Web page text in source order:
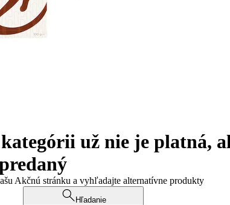
už nie je platná,
Akčnú stránku a vyhľadajte alternatívne produkty
Hľadanie